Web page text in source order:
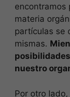
encontramos
materia
partículas se
mismas.
nuestro
Por otro